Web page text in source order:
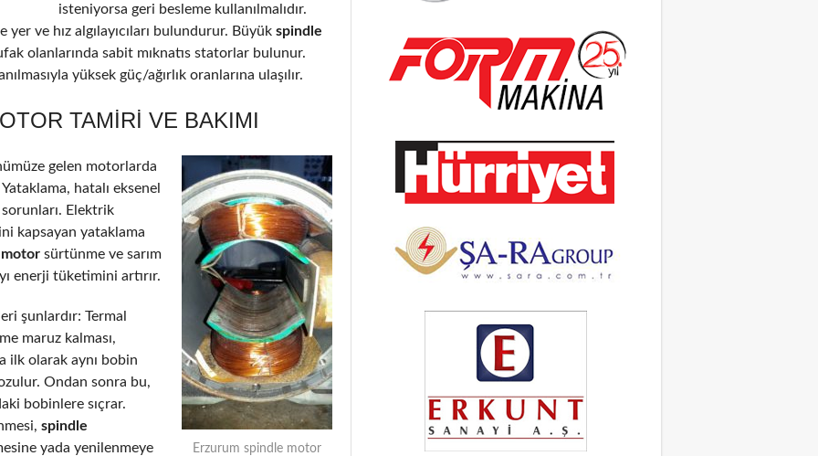
isteniyorsa geri besleme kullanılmalıdır.
ve hız algılayıcıları bulundurur. Büyük spindle
olanlarında sabit mıknatıs statorlar bulunur.
yüksek güç/ağırlık oranlarına ulaşılır.
TAMIRI VE BAKIMI
Erzurum spindle motor
gelen motorlarda
hatalı eksenel
Elektrik
kapsayan yataklama
sürtünme ve sarım
enerji tüketimini artırır.
şunlardır: Termal
maruz kalması,
ilk olarak aynı bobin
Ondan sonra bu,
bobinlere sıçrar.
spindle
yada yenilenmeye